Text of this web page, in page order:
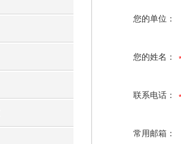
您的单位：
您的姓名：
联系电话：
常用邮箱：